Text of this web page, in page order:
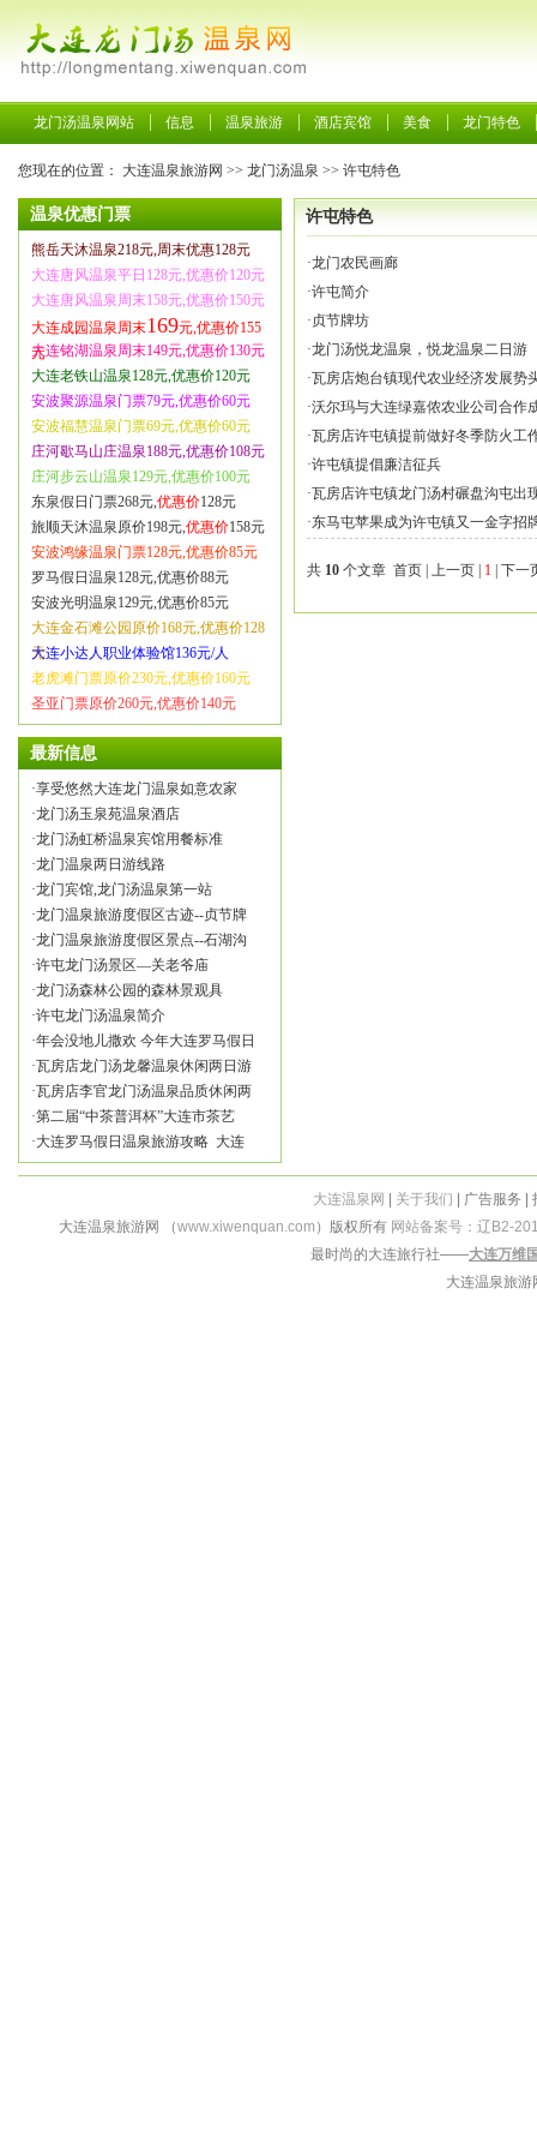
龙门汤温泉网站 信息 温泉旅游 酒店宾馆 美食 龙门特色
您现在的位置： 大连温泉旅游网 >> 龙门汤温泉 >> 许屯特色
温泉优惠门票
熊岳天沐温泉218元,周末优惠128元
大连唐风温泉平日128元,优惠价120元
大连唐风温泉周末158元,优惠价150元
大连成园温泉周末169元,优惠价155
元
大连铭湖温泉周末149元,优惠价130元
大连老铁山温泉128元,优惠价120元
安波聚源温泉门票79元,优惠价60元
安波福慧温泉门票69元,优惠价60元
庄河歇马山庄温泉188元,优惠价108元
庄河步云山温泉129元,优惠价100元
东泉假日门票268元,优惠价128元
旅顺天沐温泉原价198元,优惠价158元
安波鸿缘温泉门票128元,优惠价85元
罗马假日温泉128元,优惠价88元
安波光明温泉129元,优惠价85元
大连金石滩公园原价168元,优惠价128
元
大连小达人职业体验馆136元/人
老虎滩门票原价230元,优惠价160元
圣亚门票原价260元,优惠价140元
最新信息
·享受悠然大连龙门温泉如意农家
·龙门汤玉泉苑温泉酒店
·龙门汤虹桥温泉宾馆用餐标准
·龙门温泉两日游线路
·龙门宾馆,龙门汤温泉第一站
·龙门温泉旅游度假区古迹--贞节牌
·龙门温泉旅游度假区景点--石湖沟
·许屯龙门汤景区—关老爷庙
·龙门汤森林公园的森林景观具
·许屯龙门汤温泉简介
·年会没地儿撒欢 今年大连罗马假日
·瓦房店龙门汤龙馨温泉休闲两日游
·瓦房店李官龙门汤温泉品质休闲两
·第二届“中茶普洱杯”大连市茶艺
·大连罗马假日温泉旅游攻略 大连
许屯特色
·龙门农民画廊
·许屯简介
· 贞节牌坊
·龙门汤悦龙温泉，悦龙温泉二日游
·瓦房店炮台镇现代农业经济发展势
·沃尔玛与大连绿嘉侬农业公司合作
·瓦房店许屯镇提前做好冬季防火工
·许屯镇提倡廉洁征兵
·瓦房店许屯镇龙门汤村碾盘沟屯出
·东马屯苹果成为许屯镇又一金字招
共 10 个文章 首页 | 上一页 | 1 | 下
大连温泉网 关于我们 | 广告服务 |
大连温泉旅游网 （www.xiwenquan.com ）版权所有 网站备案号：辽B2-
最时尚的大连旅行社——大连万维
大连温泉旅